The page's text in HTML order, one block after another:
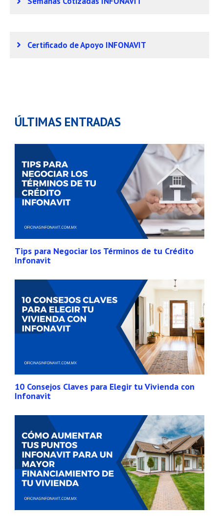
Certificado de Apoyo INFONAVIT
ÚLTIMAS ENTRADAS
Tips para Negociar los Términos de tu Crédito
Infonavit
10 Consejos Claves para Elegir tu Vivienda con
Infonavit